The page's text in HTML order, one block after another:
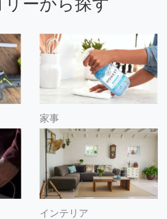
リーから探す
家事
インテリア